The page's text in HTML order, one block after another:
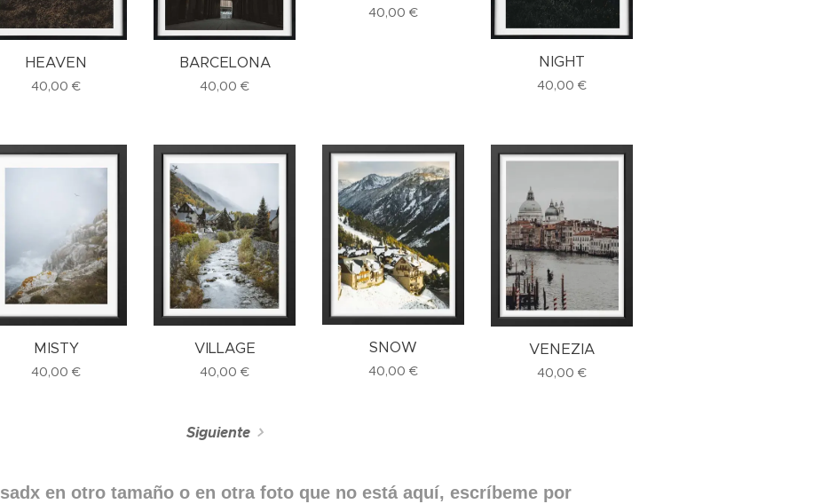
HEAVEN
40,00 €
BARCELONA
40,00 €
40,00 €
NIGHT
40,00 €
MISTY
40,00 €
VILLAGE
40,00 €
SNOW
40,00 €
VENEZIA
40,00 €
Siguiente
en otro tamaño o en otra foto que no está aquí, escríbeme por